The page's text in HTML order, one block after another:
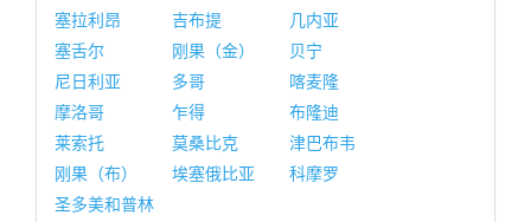
塞拉利昂
吉布提
几内亚
塞舌尔
刚果（金）
贝宁
尼日利亚
多哥
喀麦隆
摩洛哥
乍得
布隆迪
莱索托
莫桑比克
津巴布韦
刚果（布）
埃塞俄比亚
科摩罗
圣多美和普林